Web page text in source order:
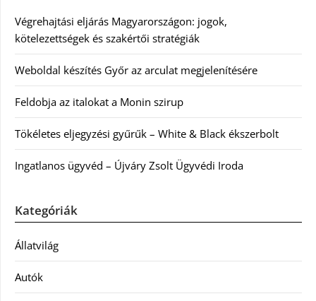
Végrehajtási eljárás Magyarországon: jogok,
kötelezettségek és szakértői stratégiák
Weboldal készítés Győr az arculat megjelenítésére
Feldobja az italokat a Monin szirup
Tökéletes eljegyzési gyűrűk – White & Black ékszerbolt
Ingatlanos ügyvéd – Újváry Zsolt Ügyvédi Iroda
Kategóriák
Állatvilág
Autók